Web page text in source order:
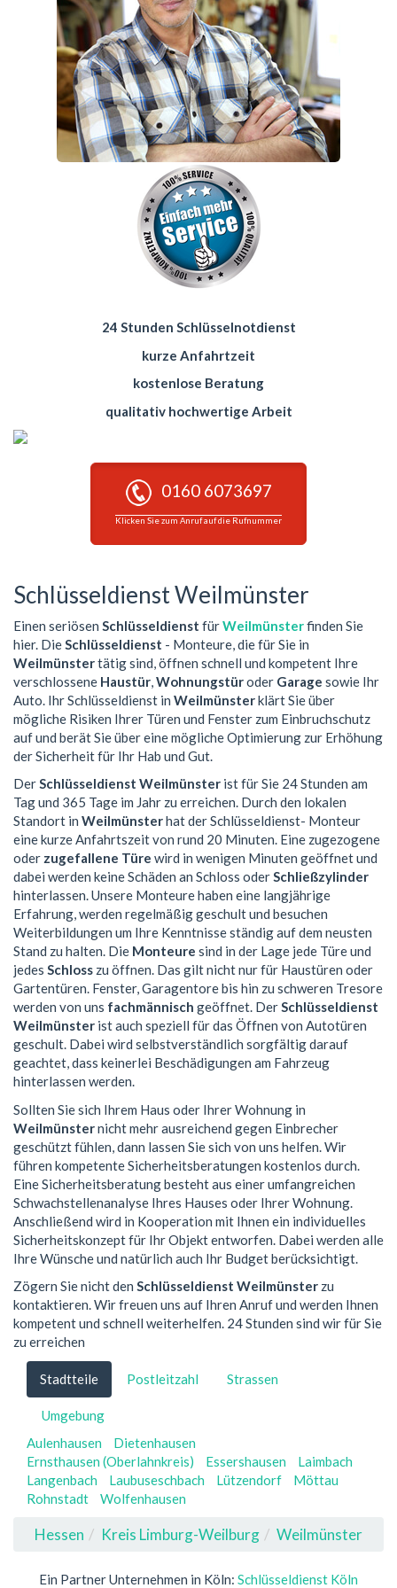
24 Stunden Schlüsselnotdienst
kurze Anfahrtzeit
kostenlose Beratung
qualitativ hochwertige Arbeit
0160 6073697
Klicken Sie zum Anruf auf die Rufnummer
Schlüsseldienst Weilmünster
Einen seriösen Schlüsseldienst fürWeilmünsterfinden Sie
hier. DieSchlüsseldienst - Monteure, die für Sie in
Weilmünstertätig sind, öffnen schnell und kompetent Ihre
verschlossene Haustür,Wohnungstüroder Garage sowie Ihr
Auto. Ihr Schlüsseldienst in Weilmünsterklärt Sie über
mögliche Risiken Ihrer Türen und Fenster zum Einbruchschutz
auf und berät Sie über eine mögliche Optimierung zur Erhöhung
der Sicherheit für Ihr Hab und Gut.
DerSchlüsseldienst Weilmünster ist für Sie 24 Stunden am
Tag und 365 Tage im Jahr zu erreichen. Durch den lokalen
Standort in Weilmünsterhat der Schlüsseldienst- Monteur
eine kurze Anfahrtszeit von rund 20 Minuten. Eine zugezogene
oder zugefallene Türe wird in wenigen Minuten geöffnet und
dabei werden keine Schäden an Schloss oderSchließzylinder
hinterlassen. Unsere Monteure haben eine langjährige
Erfahrung, werden regelmäßig geschult und besuchen
Weiterbildungen um Ihre Kenntnisse ständig auf dem neusten
Stand zu halten. Die Monteure sind in der Lage jede Türe und
jedes Schloss zu öffnen. Das gilt nicht nur für Haustüren oder
Gartentüren. Fenster, Garagentore bis hin zu schweren Tresore
werden von uns fachmännisch geöffnet. DerSchlüsseldienst
Weilmünster ist auch speziell für das Öffnen von Autotüren
geschult. Dabei wird selbstverständlich sorgfältig darauf
geachtet, dass keinerlei Beschädigungen am Fahrzeug
hinterlassen werden.
Sollten Sie sich Ihrem Haus oder Ihrer Wohnung in
Weilmünsternicht mehr ausreichend gegen Einbrecher
geschützt fühlen, dann lassen Sie sich von uns helfen. Wir
führen kompetente Sicherheitsberatungen kostenlos durch.
Eine Sicherheitsberatung besteht aus einer umfangreichen
Schwachstellenanalyse Ihres Hauses oder Ihrer Wohnung.
Anschließend wird in Kooperation mit Ihnen ein individuelles
Sicherheitskonzept für Ihr Objekt entworfen. Dabei werden alle
Ihre Wünsche und natürlich auch Ihr Budget berücksichtigt.
Zögern Sie nicht den Schlüsseldienst Weilmünster zu
kontaktieren. Wir freuen uns auf Ihren Anruf und werden Ihnen
kompetent und schnell weiterhelfen. 24 Stunden sind wir für Sie
zu erreichen
Stadtteile Postleitzahl Strassen
Umgebung
Aulenhausen
Dietenhausen
Ernsthausen (Oberlahnkreis)
Essershausen
Laimbach
Langenbach
Laubuseschbach Lützendorf
Möttau
Rohnstadt
Wolfenhausen
Hessen Kreis Limburg-Weilburg Weilmünster
Ein Partner Unternehmen in Köln: Schlüsseldienst Köln